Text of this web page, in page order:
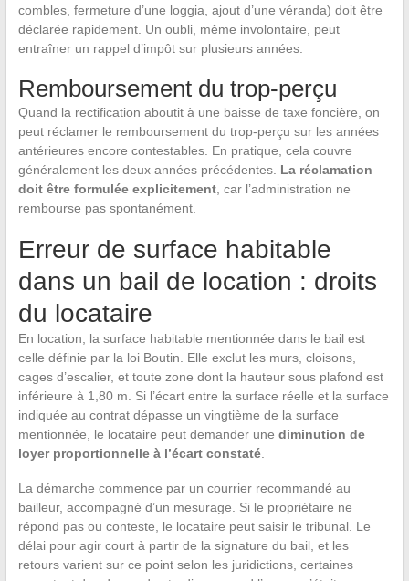
combles, fermeture d’une loggia, ajout d’une véranda) doit être
déclarée rapidement. Un oubli, même involontaire, peut
entraîner un rappel d’impôt sur plusieurs années.
Remboursement du trop-perçu
Quand la rectification aboutit à une baisse de taxe foncière, on
peut réclamer le remboursement du trop-perçu sur les années
antérieures encore contestables. En pratique, cela couvre
généralement les deux années précédentes. La réclamation
doit être formulée explicitement, car l’administration ne
rembourse pas spontanément.
Erreur de surface habitable
dans un bail de location : droits
du locataire
En location, la surface habitable mentionnée dans le bail est
celle définie par la loi Boutin. Elle exclut les murs, cloisons,
cages d’escalier, et toute zone dont la hauteur sous plafond est
inférieure à 1,80 m. Si l’écart entre la surface réelle et la surface
indiquée au contrat dépasse un vingtième de la surface
mentionnée, le locataire peut demander une diminution de
loyer proportionnelle à l’écart constaté.
La démarche commence par un courrier recommandé au
bailleur, accompagné d’un mesurage. Si le propriétaire ne
répond pas ou conteste, le locataire peut saisir le tribunal. Le
délai pour agir court à partir de la signature du bail, et les
retours varient sur ce point selon les juridictions, certaines